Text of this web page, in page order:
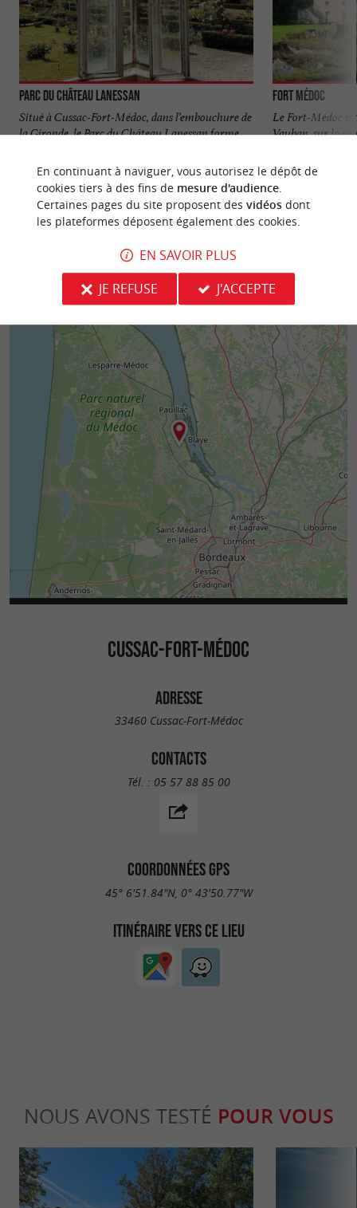
Parc du Château Lanessan
Situé à Cussac-Fort-Médoc, dans l’embouchure de
la Gironde, le Parc du Château Lanessan forme
546 m - Cussac-Fort-Médoc
Fort Médoc
Le Fort-Médoc
Vauban, sur la
CUSSAC-FORT-MÉDOC
ADRESSE
33460 Cussac-Fort-Médoc
CONTACTS
Tél. : 05 57 88 85 00
COORDONNÉES GPS
45° 6'51.84"N, 0° 43'50.77"W
ITINÉRAIRE VERS CE LIEU
NOUS AVONS TESTÉ POUR VOUS
En continuant à naviguer, vous autorisez le dépôt de
cookies tiers à des fins de mesure d'audience.
Certaines pages du site proposent des vidéosdont
les plateformes déposent également des cookies.
EN SAVOIR PLUS
JE REFUSE
J'ACCEPTE